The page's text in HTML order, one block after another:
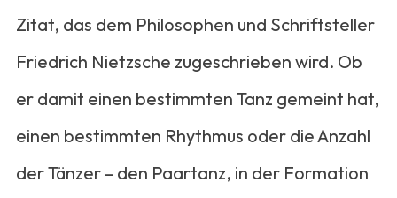
Zitat, das dem Philosophen und Schriftsteller
Friedrich Nietzsche zugeschrieben wird. Ob
er damit einen bestimmten Tanz gemeint hat,
einen bestimmten Rhythmus oder die Anzahl
der Tänzer – den Paartanz, in der Formation